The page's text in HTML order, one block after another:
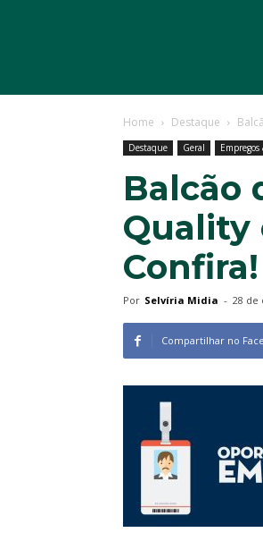
Home Destaque
Destaque Geral Empregos
Balcão
Quality
Confira!
Por Selvíria Midia - 28 de
Compartilhar no